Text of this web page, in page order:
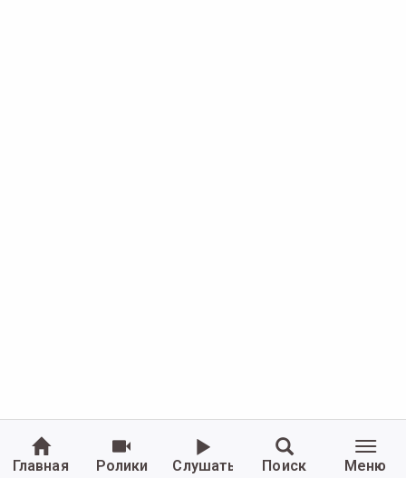
Главная Ролики Слушать Поиск Меню